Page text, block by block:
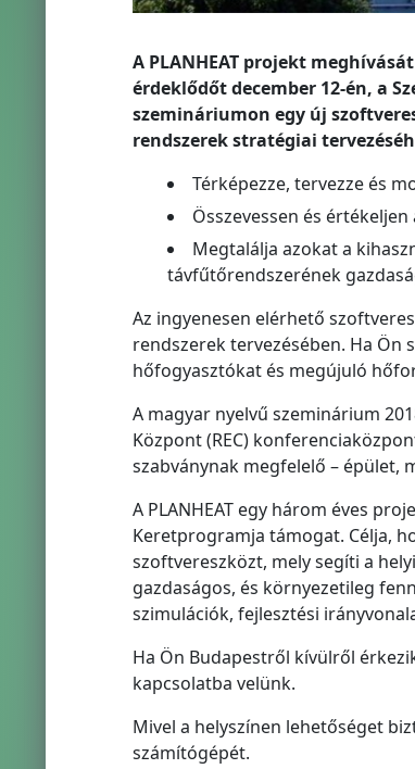
A PLANHEAT projekt
érdeklődőt december 12-én, a
szemináriumon egy új
rendszerek stratégiai
Térképezze, tervezze és
Összevessen és
Megtalálja azokat a
távfűtőrendszerének
Az ingyenesen elérhető
rendszerek tervezésében. Ha Ön
hőfogyasztókat és megújuló
A magyar nyelvű szeminárium
Központ (REC)
szabványnak megfelelő – épület,
A PLANHEAT egy három éves
Keretprogramja támogat. Célja,
szoftvereszközt, mely segíti a
gazdaságos, és környezetileg
szimulációk, fejlesztési
Ha Ön Budapestről kívülről
kapcsolatba velünk.
Mivel a helyszínen lehetőséget
számítógépét.